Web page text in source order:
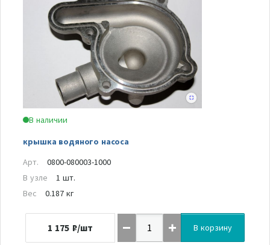
В наличии
крышка водяного насоса
Арт.
0800-080003-1000
В узле
1 шт.
Вес
0.187 кг
1 175 ₽/шт В корзину